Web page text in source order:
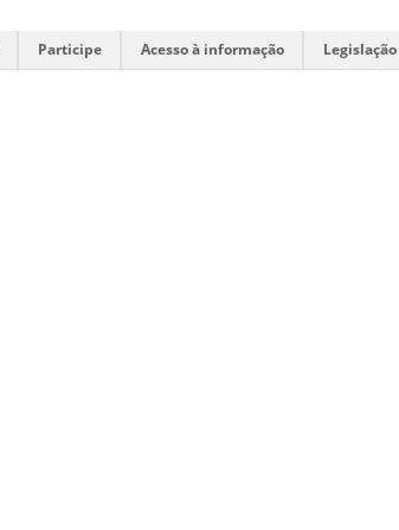
Participe Acesso à informação Legislação